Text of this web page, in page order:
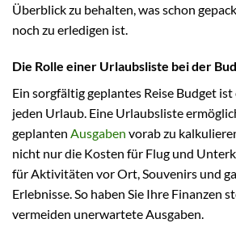
Überblick zu behalten, was schon
noch zu erledigen ist.
Die Rolle einer Urlaubsliste bei der
Ein sorgfältig geplantes Reise Budget
jeden Urlaub. Eine Urlaubsliste
geplanten Ausgaben vorab zu
nicht nur die Kosten für Flug und
für Aktivitäten vor Ort, Souvenirs und
Erlebnisse. So haben Sie Ihre Finanzen
vermeiden unerwartete Ausgaben.